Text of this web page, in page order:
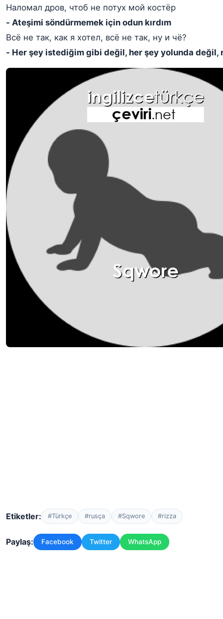
Наломал дров, чтоб не потух мой костёр
- Ateşimi söndürmemek için odun kırdım
Всё не так, как я хотел, всё не так, ну и чё?
- Her şey istediğim gibi değil, her şey yolunda değil,
Etiketler: #Türkçe #rusça #Sqwore #rizza
Paylaş: Facebook Twitter WhatsApp